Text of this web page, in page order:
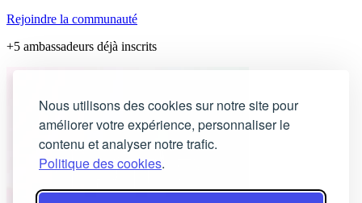
Nous utilisons des cookies sur notre site pour
améliorer votre expérience, personnaliser le
contenu et analyser notre trafic.
Politique des cookies.
Rejoindre la communauté
+5 ambassadeurs déjà inscrits